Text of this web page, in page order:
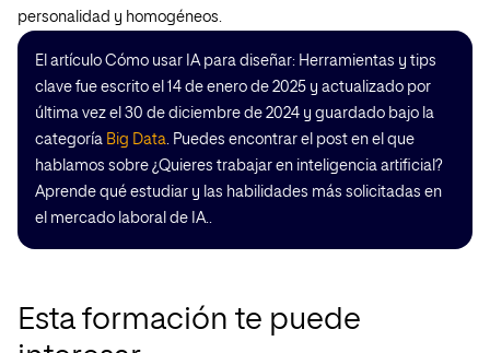
personalidad y homogéneos.
El artículo Cómo usar IA para diseñar: Herramientas y tips
clave fue escrito el 14 de enero de 2025 y actualizado por
última vez el 30 de diciembre de 2024 y guardado bajo la
categoría Big Data. Puedes encontrar el post en el que
hablamos sobre ¿Quieres trabajar en inteligencia artificial?
Aprende qué estudiar y las habilidades más solicitadas en
el mercado laboral de IA..
Esta formación te puede